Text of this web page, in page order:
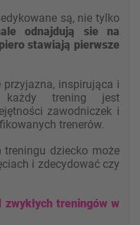
są, nie tylko
odnajdują sie na
stawiają pierwsze
inspirująca i
każdy trening jest
zawodniczek i
trenerów.
treningu dziecko może
i zdecydować czy
treningów w